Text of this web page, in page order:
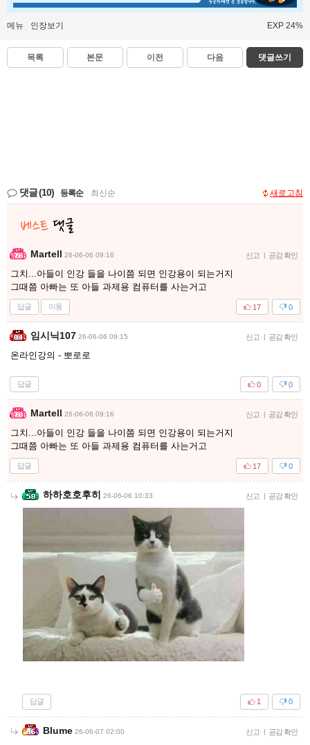
메뉴 인장보기 EXP 24%
목록 본문 이전 다음 댓글쓰기
댓글(10) 등록순 최신순 새로고침
Martell 26-06-06 09:16 신고 공감 확인
그치...아들이 인강 들을 나이쯤 되면 인강용이 되는거지
그때쯤 아빠는 또 아들 과제용 컴퓨터를 사는거고
답글 이동 0
17
임시닉107 26-06-06 09:15 신고 공감 확인
온라인강의 - 뽀로로
답글 0
0
Martell 26-06-06 09:16 신고 공감 확인
그치...아들이 인강 들을 나이쯤 되면 인강용이 되는거지
그때쯤 아빠는 또 아들 과제용 컴퓨터를 사는거고
답글 0
17
하하호호후히 26-06-06 10:33 신고 공감 확인
답글 0
1
Blume 26-06-07 02:00 신고 | 공감 확인